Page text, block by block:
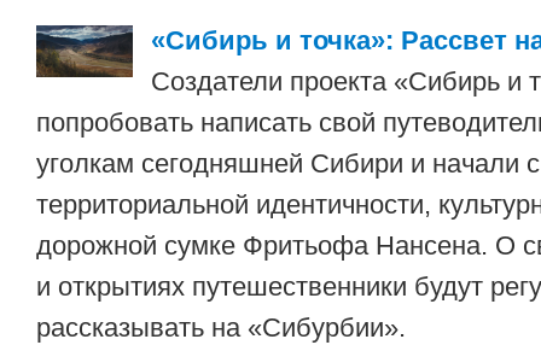
«Сибирь и точка»: Рассвет
Создатели проекта «Сибирь и
попробовать написать свой
уголкам сегодняшней Сибири и начали
территориальной идентичности,
дорожной сумке Фритьофа Нансена. О
и открытиях путешественники будут
рассказывать на «Сибурбии».